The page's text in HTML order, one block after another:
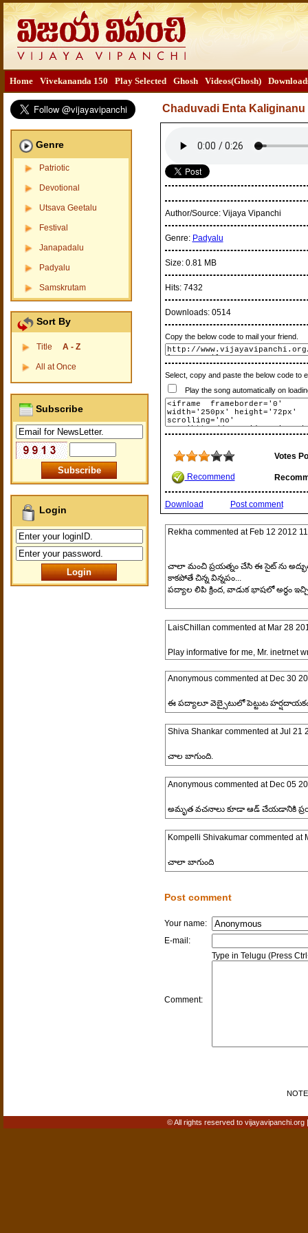
Home Vivekananda 150 Play Selected Ghosh Videos(Ghosh)
Genre
Patriotic
Devotional
Utsava Geetalu
Festival
Janapadalu
Padyalu
Samskrutam
Sort By
Title A - Z
All at Once
Subscribe
Login
Chaduvadi Enta Kaliginanu
Author/Source: Vijaya Vipanchi
Genre: Padyalu
Size: 0.81 MB
Hits: 7432
Downloads: 0514
Copy the below code to mail your friend.
Select, copy and paste the below code to
Play the song automatically on
Votes
Recommend
Download Post comment
Rekhacommented at Feb 12 2012
చాలా మంచి ప్రయత్నం చేసి ఈ సైట్ ను
కాకపోతే చిన్న విన్నపం...
పద్యాల లిపి క్రింద, వాడుక భాషలో అర్ధం
LaisChillan commented at Mar 28
Play informative for me, Mr. inetrnet
Anonymouscommented at Dec 30
ఈ పద్యాలూ వెబ్సైటులో పెట్టుట
Shiva Shankarcommented atJul 21
చాల బాగుంది.
Anonymouscommented at Dec 05
అమృత వచనాలు కూడా ఆడ్ చేయడానికి
Kompelli Shivakumarcommented at
చాలా బాగుంది
Post comment
Your name:
E-mail:
Comment:
Type in Telugu (Press
© All rights reserved to vijayavipanchi.org